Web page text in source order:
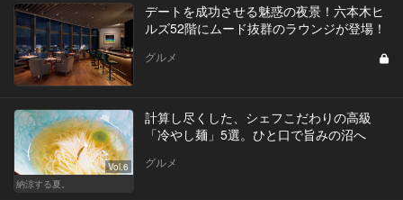
デートを成功させる魅惑の夜景！六本木ヒ
ルズ52階にムード抜群のラウンジが登場！
グルメ
Vol.6
納涼する夏。
計算し尽くした、シェフこだわりの高級
「冷やし麺」5選。ひと口で旨みの沼へ
グルメ